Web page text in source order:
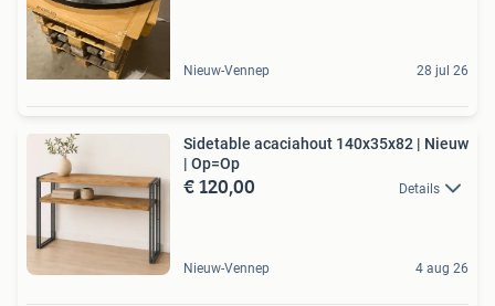
Nieuw-Vennep 28 jul 26
Sidetable acaciahout 140x35x82 | Nieuw
| Op=Op
€ 120,00 Details
Nieuw-Vennep 4 aug 26